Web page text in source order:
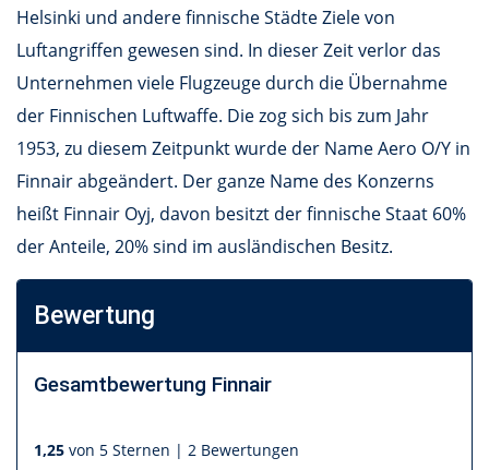
Helsinki und andere finnische Städte Ziele von
Luftangriffen gewesen sind. In dieser Zeit verlor das
Unternehmen viele Flugzeuge durch die Übernahme
der Finnischen Luftwaffe. Die zog sich bis zum Jahr
1953, zu diesem Zeitpunkt wurde der Name Aero O/Y in
Finnair abgeändert. Der ganze Name des Konzerns
heißt Finnair Oyj, davon besitzt der finnische Staat 60%
der Anteile, 20% sind im ausländischen Besitz.
Bewertung
Gesamtbewertung Finnair
1,25 von 5 Sternen | 2 Bewertungen